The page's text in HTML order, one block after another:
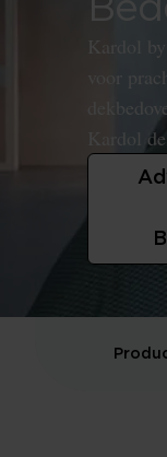
Kardol
voor
Kardol